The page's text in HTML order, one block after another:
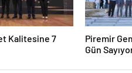
Kalitesine 7
Piremir Gençlik Ve
Gün